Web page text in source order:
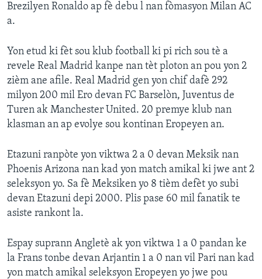
Brezilyen Ronaldo ap fè debu l nan fòmasyon Milan AC
a.
Yon etud ki fèt sou klub football ki pi rich sou tè a
revele Real Madrid kanpe nan tèt ploton an pou yon 2
zièm ane afile. Real Madrid gen yon chif dafè 292
milyon 200 mil Ero devan FC Barselòn, Juventus de
Turen ak Manchester United. 20 premye klub nan
klasman an ap evolye sou kontinan Eropeyen an.
Etazuni ranpòte yon viktwa 2 a 0 devan Meksik nan
Phoenis Arizona nan kad yon match amikal ki jwe ant 2
seleksyon yo. Sa fè Meksiken yo 8 tièm defèt yo subi
devan Etazuni depi 2000. Plis pase 60 mil fanatik te
asiste rankont la.
Espay suprann Angletè ak yon viktwa 1 a 0 pandan ke
la Frans tonbe devan Arjantin 1 a 0 nan vil Pari nan kad
yon match amikal seleksyon Eropeyen yo jwe pou